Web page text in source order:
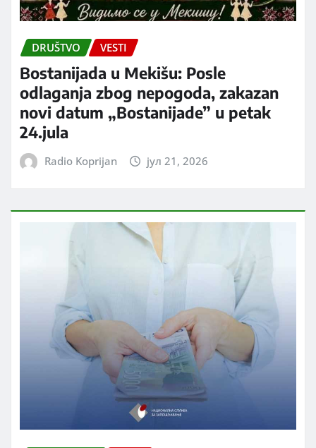
DRUŠTVO VESTI
Bostanijada u Mekišu: Posle
odlaganja zbog nepogoda, zakazan
novi datum „Bostanijade” u petak
24.jula
Radio Koprijan јул 21, 2026